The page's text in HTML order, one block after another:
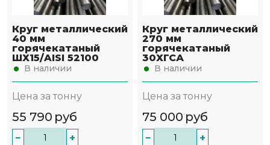
Круг металлический
40 мм
горячекатаный
ШХ15/AISI 52100
В наличии
Цена за тонну
55 790 руб
− +
Круг металлический
270 мм
горячекатаный
30ХГСА
В наличии
Цена за тонну
75 000 руб
− +